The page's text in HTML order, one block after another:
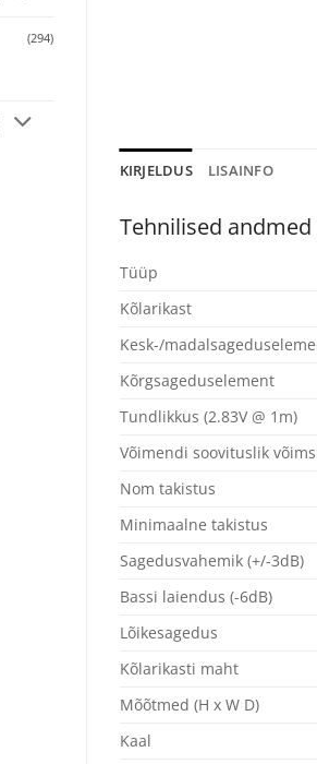
(294)
KIRJELDUS LISAINFO
Tehnilised andmed
Tüüp
Kõlarikast
Kesk-/
Kõrgsageduselement
Tundlikkus (2.83V @ 1m)
Võimendi soovituslik
Nom takistus
Minimaalne takistus
Sagedusvahemik (+/-3dB)
Bassi laiendus (-6dB)
Lõikesagedus
Kõlarikasti maht
Mõõtmed (H x W D)
Kaal